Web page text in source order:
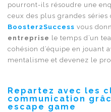
pourront-ils résoudre une
ceux des plus grandes séries
Booster2Success vous
entreprise le temps d’un
cohésion d’équipe en jouant
mentalisme et devenez le
Repartez avec les
communication
escape game